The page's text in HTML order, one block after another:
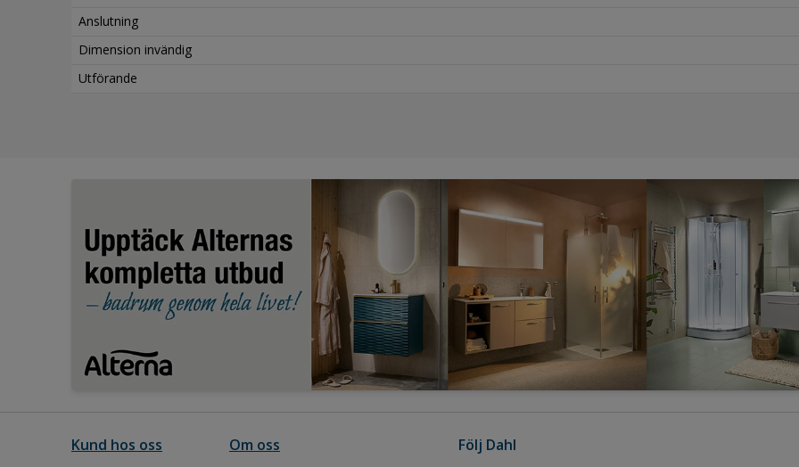
Anslutning
Dimension invändig
Utförande
Kund hos oss Om oss Följ Dahl